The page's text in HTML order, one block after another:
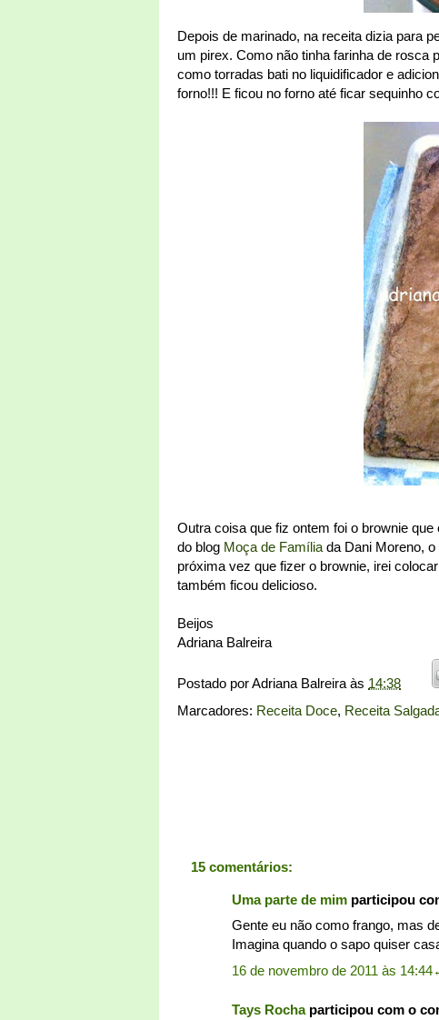
Depois de marinado, na receita dizia para
um pirex. Como não tinha farinha de rosca
como torradas bati no liquidificador e
forno!!! E ficou no forno até ficar sequinho
Outra coisa que fiz ontem foi o brownie
do blog Moça de Família da Dani Moreno,
próxima vez que fizer o brownie, irei
também ficou delicioso.
Beijos
Adriana Balreira
Postado porAdriana Balreira às 14:38
Marcadores: Receita Doce, Receita
15 comentários:
Uma parte de mim participou
Gente eu não como frango, mas
Imagina quando o sapo quiser
16 de novembro de 2011 às 14:44
Tays Rochaparticipou com o